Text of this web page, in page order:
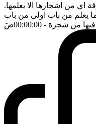
من اشجارها الا يعلمها.
يعلم من باب اولى من باب
فيها من شجرة - 00:00:00 ضَ